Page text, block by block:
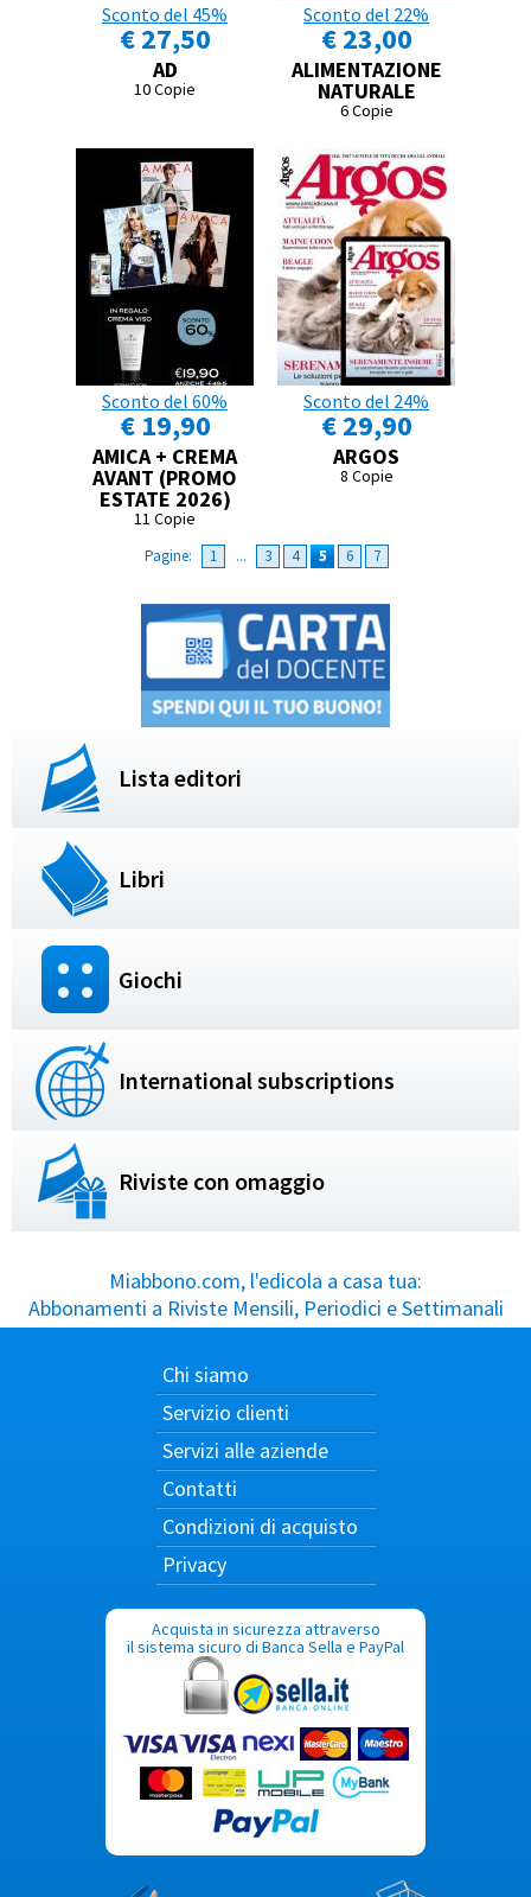
Sconto del 45%
€ 27,50
AD
10 Copie
Sconto del 22%
€ 23,00
ALIMENTAZIONE
NATURALE
6 Copie
Sconto del 60%
€ 19,90
AMICA + CREMA
AVANT (PROMO
ESTATE 2026)
11 Copie
Sconto del 24%
€ 29,90
ARGOS
8 Copie
Pagine: 1 ... 3 4 5 6 7
Lista editori
Libri
Giochi
International subscriptions
Riviste con omaggio
Miabbono.com, l'edicola a casa tua:
Abbonamenti a Riviste Mensili, Periodici e Settimanali
Chi siamo
Servizio clienti
Servizi alle aziende
Contatti
Condizioni di acquisto
Privacy
Acquista in sicurezza attraverso
il sistema sicuro di Banca Sella e PayPal